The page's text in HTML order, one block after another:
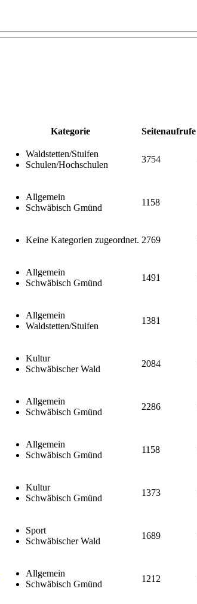
Kategorie Seitenaufrufe
Waldstetten/Stuifen
Schulen/Hochschulen
3754
Allgemein
Schwäbisch Gmünd
1158
Keine Kategorien zugeordnet. 2769
Allgemein
Schwäbisch Gmünd
1491
Allgemein
Waldstetten/Stuifen
1381
Kultur
Schwäbischer Wald
2084
Allgemein
Schwäbisch Gmünd
2286
Allgemein
Schwäbisch Gmünd
1158
Kultur
Schwäbisch Gmünd
1373
Sport
Schwäbischer Wald
1689
Allgemein
Schwäbisch Gmünd
1212